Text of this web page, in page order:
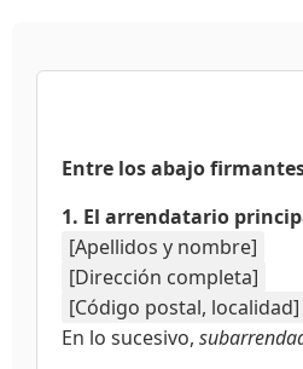
Entre los abajo
1. El arrendatario
[Apellidos y nombre]
[Dirección completa]
[Código postal, localidad]
En lo sucesivo,